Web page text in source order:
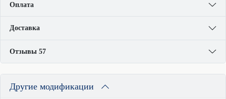
Оплата
Доставка
Отзывы 57
Другие модификации